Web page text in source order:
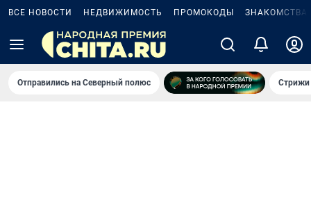
ВСЕ НОВОСТИ НЕДВИЖИМОСТЬ ПРОМОКОДЫ ЗНАКОМСТВА
Отправились на Северный полюс Стрижи